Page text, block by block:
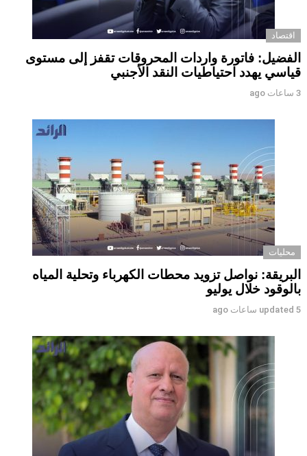
اقتصاد
الفضيل: فاتورة واردات المحروقات تقفز إلى مستوى
قياسي يهدد احتياطيات النقد الأجنبي
3 ساعات ago
محليات
البريقة: نواصل تزويد محطات الكهرباء وتحلية المياه
بالوقود خلال يوليو
updated 5 ساعات ago